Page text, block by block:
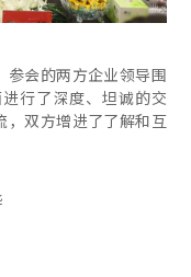
参会的两方企业领导围
行了深度、坦诚的交
，双方增进了了解和互